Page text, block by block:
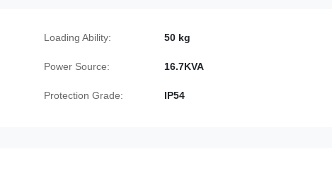
Loading Ability: 50 kg
Power Source: 16.7KVA
Protection Grade: IP54